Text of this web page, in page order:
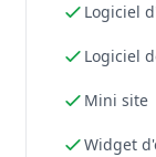
Logiciel
Logiciel
Mini site
Widget